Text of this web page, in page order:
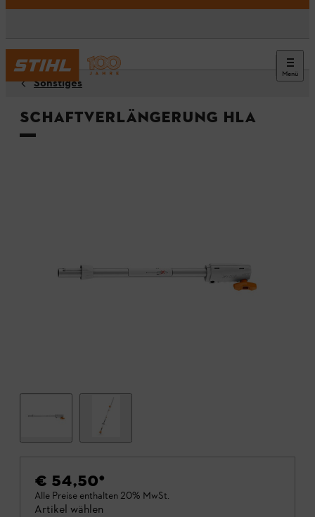
Menü
Sonstiges
Schaftverlängerung HLA
€ 54,50*
Alle Preise enthalten 20% MwSt.
Artikel wählen